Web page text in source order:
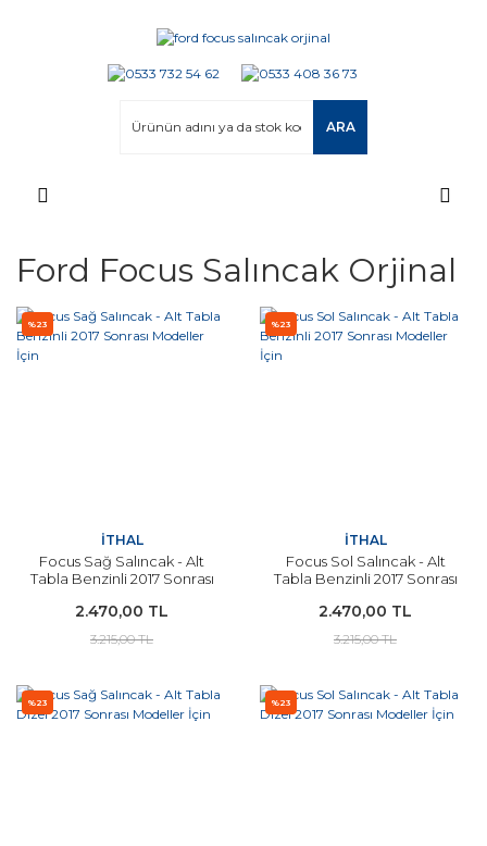
ARA
Ford Focus Salıncak Orjinal
%23
İTHAL
Focus Sağ Salıncak - Alt
Tabla Benzinli 2017 Sonrası
2.470,00 TL
3.215,00 TL
%23
İTHAL
Focus Sol Salıncak - Alt
Tabla Benzinli 2017 Sonrası
2.470,00 TL
3.215,00 TL
%23 %23